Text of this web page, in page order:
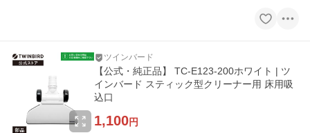
ツインバード
【公式・純正品】 TC-E123-200ホワイト | ツ
インバード スティック型クリーナー用 床用吸
込口
1,100円